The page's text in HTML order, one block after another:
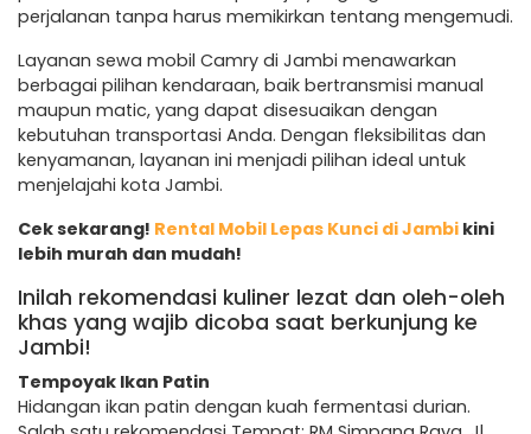
perjalanan tanpa harus memikirkan tentang mengemudi.
Layanan sewa mobil Camry di Jambi menawarkan
berbagai pilihan kendaraan, baik bertransmisi manual
maupun matic, yang dapat disesuaikan dengan
kebutuhan transportasi Anda. Dengan fleksibilitas dan
kenyamanan, layanan ini menjadi pilihan ideal untuk
menjelajahi kota Jambi.
Cek sekarang! Rental Mobil Lepas Kunci di Jambi kini
lebih murah dan mudah!
Inilah rekomendasi kuliner lezat dan oleh-oleh
khas yang wajib dicoba saat berkunjung ke
Jambi!
Tempoyak Ikan Patin
Hidangan ikan patin dengan kuah fermentasi durian.